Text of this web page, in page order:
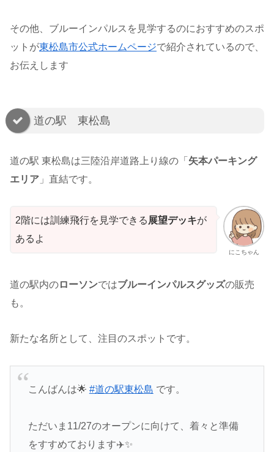
その他、ブルーインパルスを見学するのにおすすめのスポ
ットが東松島市公式ホームページで紹介されているので、
お伝えします
道の駅 東松島
道の駅 東松島は三陸沿岸道路上り線の「 矢本パーキング
エリア 」直結です。
にこちゃん
2階には訓練飛行を見学できる 展望デッキが
あるよ
道の駅内のローソンではブルーインパルスグッズの販売
も。
新たな名所として、注目のスポットです。
こんばんは🌟 #道の駅東松島 です。
ただいま11/27のオープンに向けて、着々と準備
をすすめております✈️✨